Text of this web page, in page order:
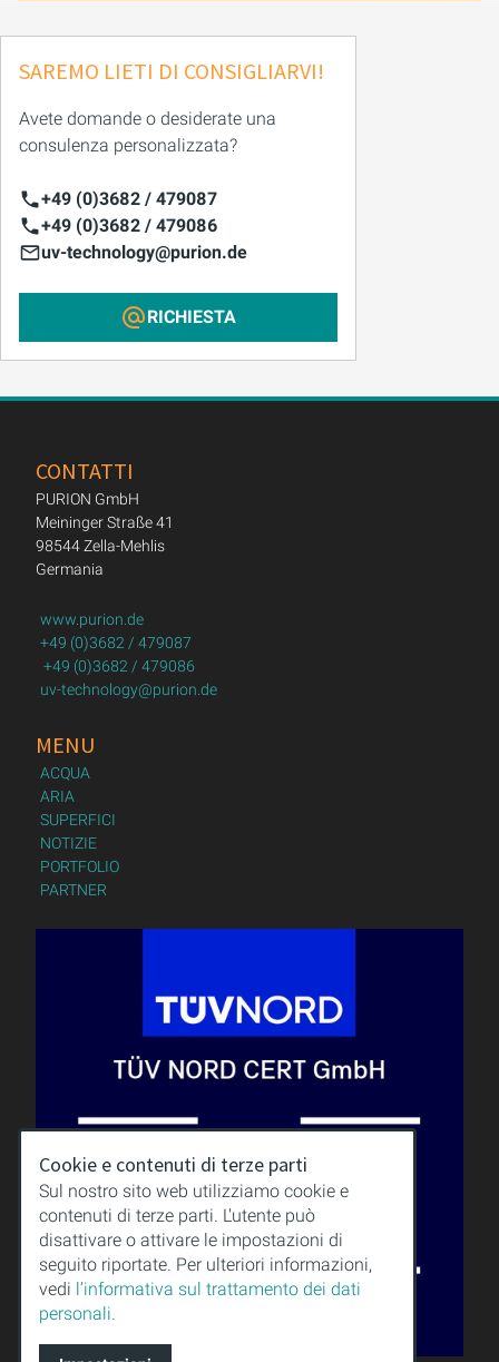
SAREMO LIETI DI CONSIGLIARVI!
Avete domande o desiderate una
consulenza personalizzata?
+49 (0)3682 / 479087
+49 (0)3682 / 479086
uv-technology@purion.de
RICHIESTA
CONTATTI
PURION GmbH
Meininger Straße 41
98544 Zella-Mehlis
Germania
www.purion.de
+49 (0)3682 / 479087
+49 (0)3682 / 479086
uv-technology@purion.de
MENU
ACQUA
ARIA
SUPERFICI
NOTIZIE
PORTFOLIO
PARTNER
Cookie e contenuti di terze parti
Sul nostro sito web utilizziamo cookie e
contenuti di terze parti. L'utente può
disattivare o attivare le impostazioni di
seguito riportate. Per ulteriori informazioni,
vedi l’informativa sul trattamento dei dati
personali.